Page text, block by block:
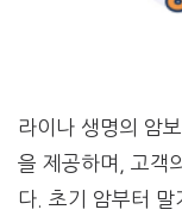
라이나 생명의 암
을 제공하며, 고객
다. 초기 암부터 말